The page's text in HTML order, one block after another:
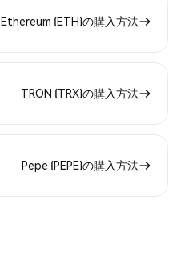
Ethereum (ETH)の購入方法
TRON (TRX)の購入方法
Pepe (PEPE)の購入方法